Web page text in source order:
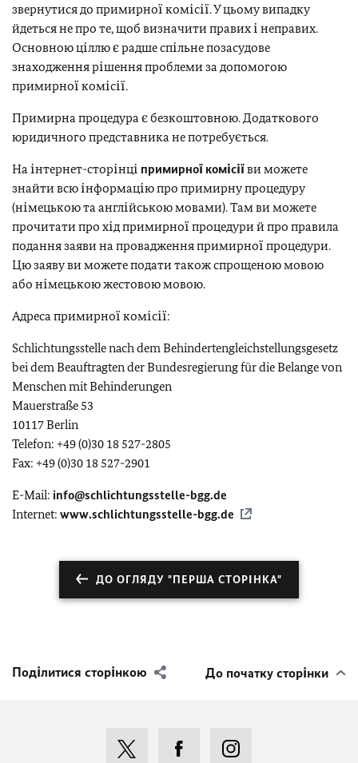
звернутися до примирної комісії. У цьому випадку
йдеться не про те, щоб визначити правих і неправих.
Основною ціллю є радше спільне позасудове
знаходження рішення проблеми за допомогою
примирної комісії.
Примирна процедура є безкоштовною. Додаткового
юридичного представника не потребується.
На інтернет-сторінці примирної комісіїви можете
знайти всю інформацію про примирну процедуру
(німецькою та англійською мовами). Там ви можете
прочитати про хід примирної процедури й про правила
подання заяви на провадження примирної процедури.
Цю заяву ви можете подати також спрощеною мовою
або німецькою жестовою мовою.
Адреса примирної комісії:
Schlichtungsstelle nach dem Behindertengleichstellungsgesetz
bei dem Beauftragten der Bundesregierung für die Belange von
Menschen mit Behinderungen
Mauerstraße 53
10117 Berlin
Telefon: +49 (0)30 18 527-2805
Fax: +49 (0)30 18 527-2901
E-Mail: info@schlichtungsstelle-bgg.de
Internet: www.schlichtungsstelle-bgg.de
ДО ОГЛЯДУ "ПЕРША СТОРІНКА"
Поділитися сторінкою До початку сторінки